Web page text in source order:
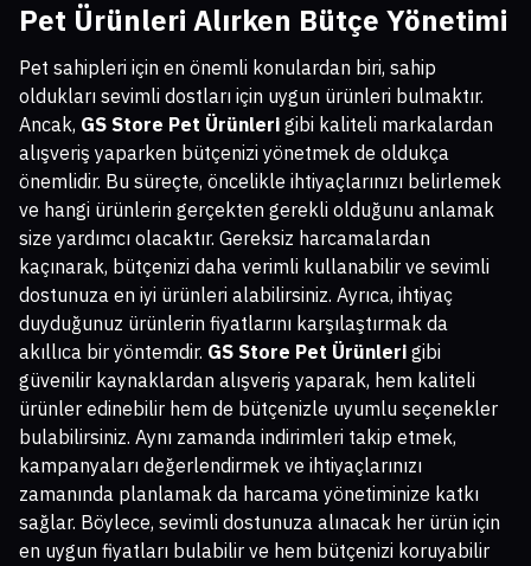
Pet Ürünleri Alırken Bütçe Yönetimi
Pet sahipleri için en önemli konulardan biri, sahip
oldukları sevimli dostları için uygun ürünleri bulmaktır.
Ancak, GS Store Pet Ürünleri gibi kaliteli markalardan
alışveriş yaparken bütçenizi yönetmek de oldukça
önemlidir. Bu süreçte, öncelikle ihtiyaçlarınızı belirlemek
ve hangi ürünlerin gerçekten gerekli olduğunu anlamak
size yardımcı olacaktır. Gereksiz harcamalardan
kaçınarak, bütçenizi daha verimli kullanabilir ve sevimli
dostunuza en iyi ürünleri alabilirsiniz. Ayrıca, ihtiyaç
duyduğunuz ürünlerin fiyatlarını karşılaştırmak da
akıllıca bir yöntemdir. GS Store Pet Ürünleri gibi
güvenilir kaynaklardan alışveriş yaparak, hem kaliteli
ürünler edinebilir hem de bütçenizle uyumlu seçenekler
bulabilirsiniz. Aynı zamanda indirimleri takip etmek,
kampanyaları değerlendirmek ve ihtiyaçlarınızı
zamanında planlamak da harcama yönetiminize katkı
sağlar. Böylece, sevimli dostunuza alınacak her ürün için
en uygun fiyatları bulabilir ve hem bütçenizi koruyabilir